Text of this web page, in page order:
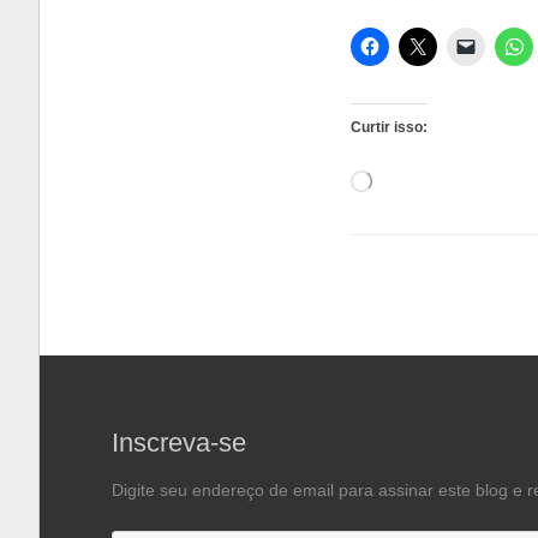
Curtir isso:
Carregando...
Inscreva-se
Digite seu endereço de email para assinar este blog e